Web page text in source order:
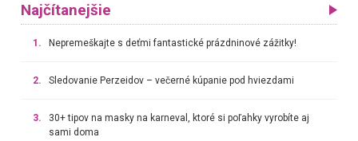
Najčítanejšie
1. Nepremeškajte s deťmi fantastické prázdninové zážitky!
2. Sledovanie Perzeidov – večerné kúpanie pod hviezdami
3.
30+ tipov na masky na karneval, ktoré si poľahky vyrobíte aj
sami doma